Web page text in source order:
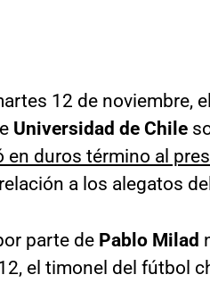
12 de noviembre,
Universidad de Chile
en duros término al
a los alegatos
parte de Pablo Milad
el timonel del fútbol